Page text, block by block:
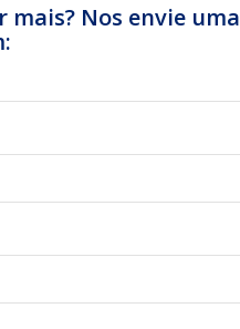
mais? Nos envie uma